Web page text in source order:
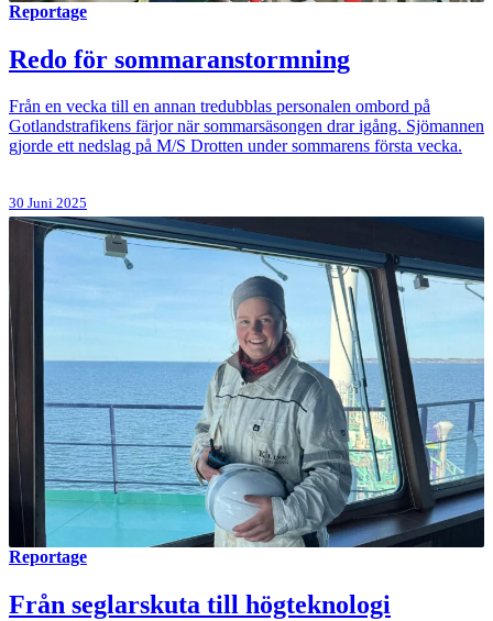
Reportage
Redo för sommaranstormning
Från en vecka till en annan tredubblas personalen ombord på
Gotlandstrafikens färjor när sommarsäsongen drar igång. Sjömannen
gjorde ett nedslag på M/S Drotten under sommarens första vecka.
30 Juni 2025
Reportage
Från seglarskuta till högteknologi